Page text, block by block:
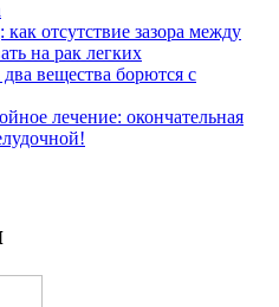
отсутствие зазора между
на рак легких
вещества борются с
лечение: окончательная